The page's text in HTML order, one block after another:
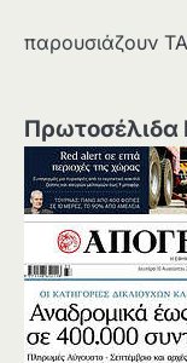
παρουσιάζουν
Πρωτοσέλιδα